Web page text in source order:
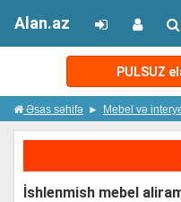
PULSUZ
Alan.az
Əsas səhifə Mebel və
i̇shlenmish mebel